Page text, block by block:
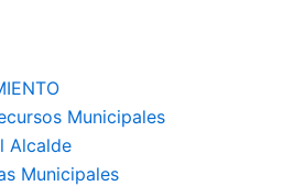
Municipales
Alcalde
Municipales